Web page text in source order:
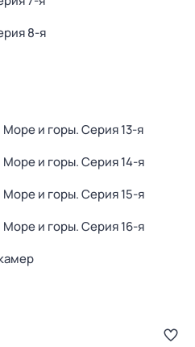
8-я
Море и горы. Серия 13-я
Море и горы. Серия 14-я
Море и горы. Серия 15-я
Море и горы. Серия 16-я